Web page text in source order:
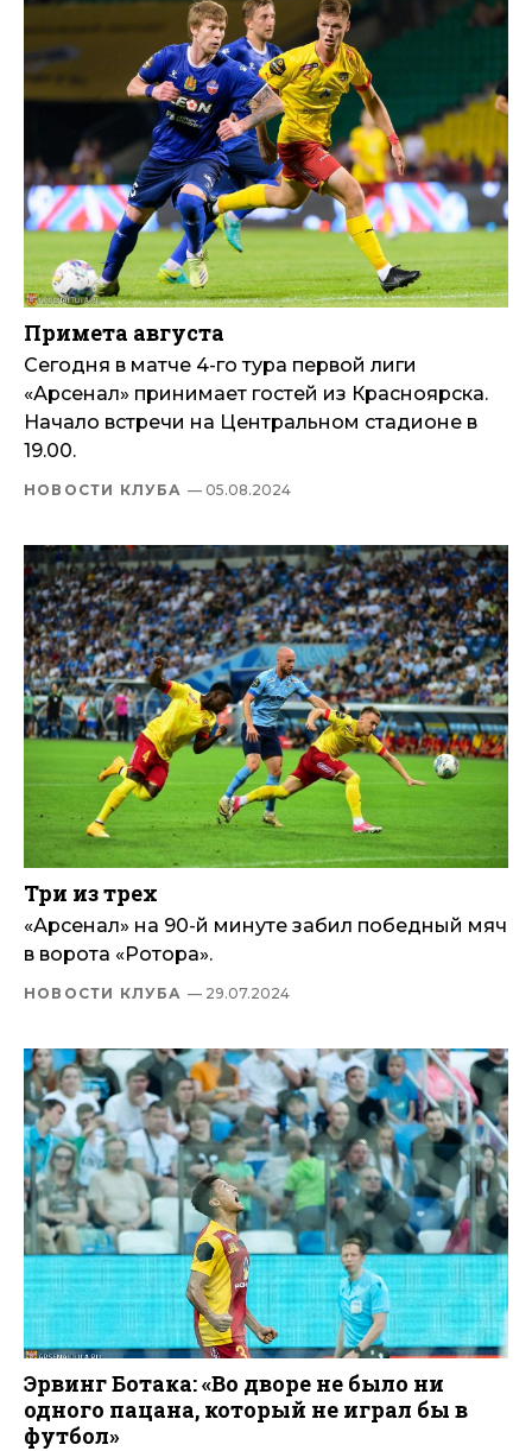
Примета августа
Сегодня в матче 4-го тура первой лиги
«Арсенал» принимает гостей из Красноярска.
Начало встречи на Центральном стадионе в
19.00.
НОВОСТИ КЛУБА — 05.08.2024
Три из трех
«Арсенал» на 90-й минуте забил победный мяч
в ворота «Ротора».
НОВОСТИ КЛУБА — 29.07.2024
Эрвинг Ботака: «Во дворе не было ни
одного пацана, который не играл бы в
футбол»